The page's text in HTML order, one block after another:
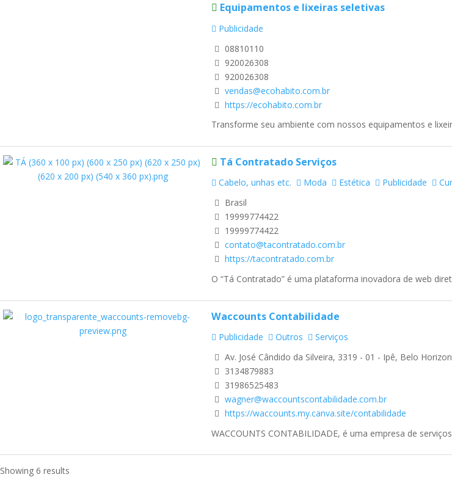
Equipamentos e lixeiras seletivas
Publicidade
08810110
920026308
920026308
vendas@ecohabito.com.br
https://ecohabito.com.br
Transforme seu ambiente com nossos equipamentos e
Tá Contratado Serviços
Cabelo, unhas etc. Moda Estética Publicidade
Brasil
19999774422
19999774422
contato@tacontratado.com.br
https://tacontratado.com.br
O “Tá Contratado” é uma plataforma inovadora de web
Waccounts Contabilidade
Publicidade Outros
Serviços
Av. José Cândido da Silveira, 3319 - 01 - Ipê, Belo
3134879883
31986525483
wagner@waccountscontabilidade.com.br
https://waccounts.my.canva.site/contabilidade
WACCOUNTS CONTABILIDADE, é uma empresa de
Showing 6 results